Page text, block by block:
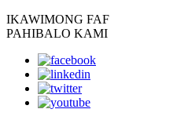
IKAWIMONG FAF
PAHIBALO KAMI